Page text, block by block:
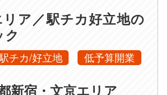
ア／駅チカ好立地の
チカ/好立地 低予算開業
新宿・文京エリア